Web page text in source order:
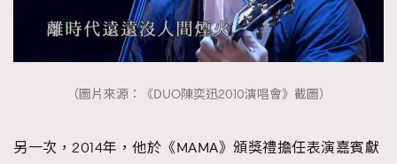
（圖片來源：《DUO陳奕迅2010演唱會》截圖）
另一次，2014年，他於《MAMA》頒獎禮擔任表演嘉賓獻